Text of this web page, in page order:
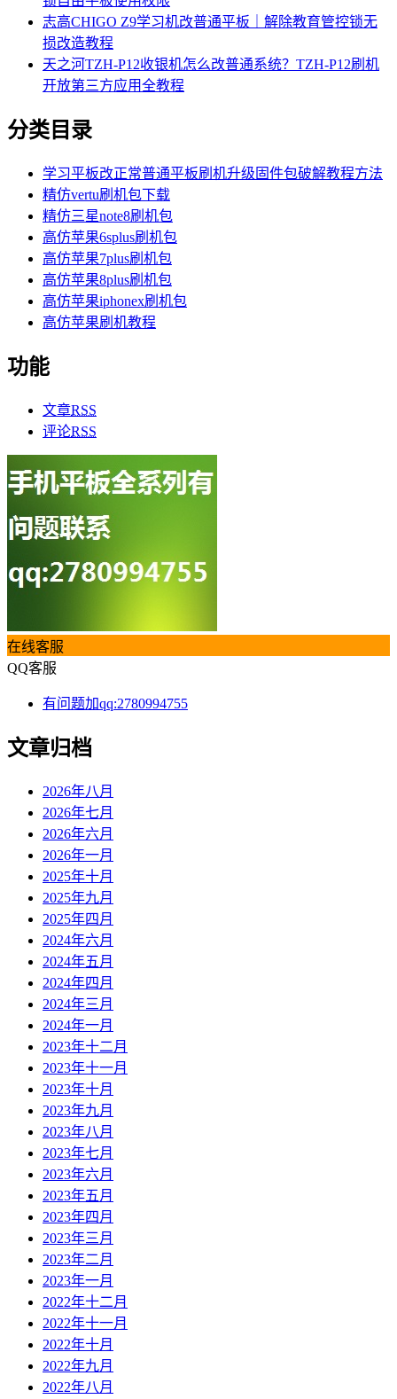
志高CHIGO Z9学习机改普通平板｜解除教育管控锁无
损改造教程
天之河TZH-P12收银机怎么改普通系统？TZH-P12刷机
开放第三方应用全教程
分类目录
学习平板改正常普通平板刷机升级固件包破解教程方法
精仿vertu刷机包下载
精仿三星note8刷机包
高仿苹果6splus刷机包
高仿苹果7plus刷机包
高仿苹果8plus刷机包
高仿苹果iphonex刷机包
高仿苹果刷机教程
功能
文章RSS
评论RSS
在线客服
QQ客服
有问题加qq:2780994755
文章归档
2026年八月
2026年七月
2026年六月
2026年一月
2025年十月
2025年九月
2025年四月
2024年六月
2024年五月
2024年四月
2024年三月
2024年一月
2023年十二月
2023年十一月
2023年十月
2023年九月
2023年八月
2023年七月
2023年六月
2023年五月
2023年四月
2023年三月
2023年二月
2023年一月
2022年十二月
2022年十一月
2022年十月
2022年九月
2022年八月